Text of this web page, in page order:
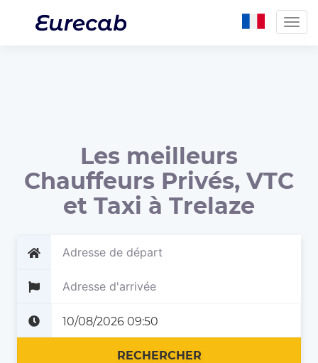
Les meilleurs
Chauffeurs Privés, VTC
et Taxi à Trelaze
RECHERCHER